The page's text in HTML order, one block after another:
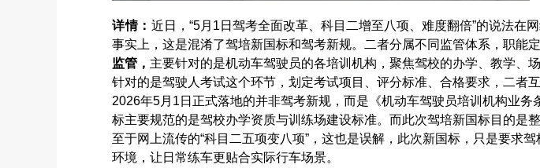
详情： 近日，“5月1日驾考全面改革、科目二增至八项、难度翻倍”的说法在
事实上，这是混淆了驾培新国标和驾考新规。二者分属不同监管体系，职能
监管， 主要针对的是机动车驾驶员的各培训机构，聚焦驾校的办学、教学、
针对的是驾驶人考试这个环节，划定考试项目、评分标准、合格要求，二者
2026年5月1日正式落地的并非驾考新规，而是《机动车驾驶员培训机构业
标主要规范的是驾校办学资质与训练场建设标准。而此次驾培新国标目的是
至于网上流传的“科目二五项变八项”，这也是误解，此次新国标，只是要求
环境，让日常练车更贴合实际行车场景。